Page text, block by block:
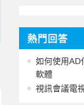
熱門回答
如何使用AD
軟體
視訊會議電